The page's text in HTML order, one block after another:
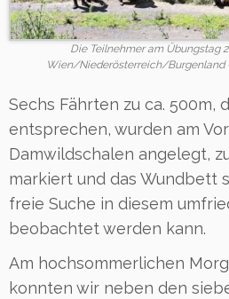
Die Teilnehmer am Übungstag
Wien/Niederösterreich/Burgenland
Sechs Fährten zu ca. 500m,
entsprechen, wurden am
Damwildschalen angelegt,
markiert und das Wundbett
freie Suche in diesem
beobachtet werden kann.
Am hochsommerlichen
konnten wir neben den